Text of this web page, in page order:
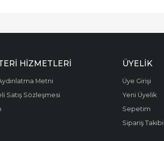
HIZMETLERI
Metni
Satış Sözleşmesi
ÜYELIK
Üye Girişi
Yeni Üyelik
Sepetim
Sipariş Takibi